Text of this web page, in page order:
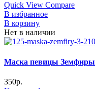
Quick View Compare
В избранное
В корзину
Нет в наличии
Маска певицы Земфиры
350р.